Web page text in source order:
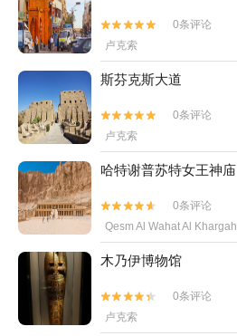


0条评论
卢克索
斯芬克斯大道


0条评论
卢克索
哈特谢普苏特女王神庙


0条评论
Qesm Al Wahat Al Khargah
木乃伊博物馆


0条评论
卢克索